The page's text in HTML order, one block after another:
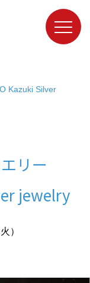
Kazuki Silver
リー
jewelry
）